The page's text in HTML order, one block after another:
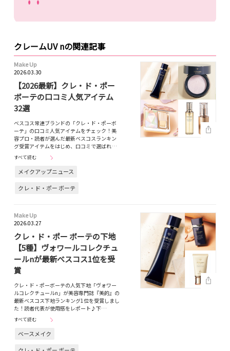
クレームUV nの関連記事
Make Up
2026.03.30
【2026最新】クレ・ド・ポー
ボーテの口コミ人気アイテム
32選
ベスコス常連ブランドの「クレ・ド・ポーボ
ーテ」の口コミ人気アイテムをチェック！美
容プロ・読者が選んだ最新ベスコスランキン
グ受賞アイテムをはじめ、口コミで選ばれ…
すべて読む
メイクアップニュース
クレ・ド・ポー ボーテ
Make Up
2026.03.27
クレ・ド・ポー ボーテの下地
【5種】ヴォワールコレクチュ
ールnが最新べスコス1位を受
賞
クレ・ド・ポーボーテの人気下地「ヴォワー
ルコレクチュールn」が美容専門誌『美的』の
最新べスコス下地ランキング1位を受賞しまし
た！読者代表が使用感をレポート♪下…
すべて読む
ベースメイク